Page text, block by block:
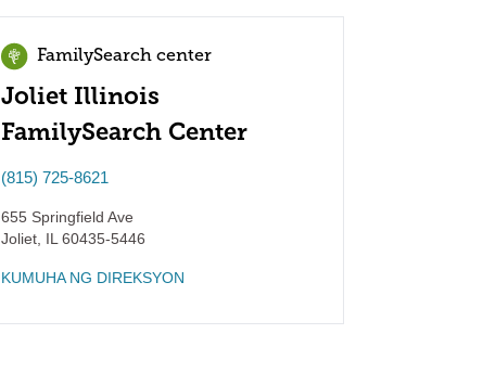
FamilySearch center
Joliet Illinois
FamilySearch Center
(815) 725-8621
655 Springfield Ave
Joliet, IL 60435-5446
KUMUHA NG DIREKSYON